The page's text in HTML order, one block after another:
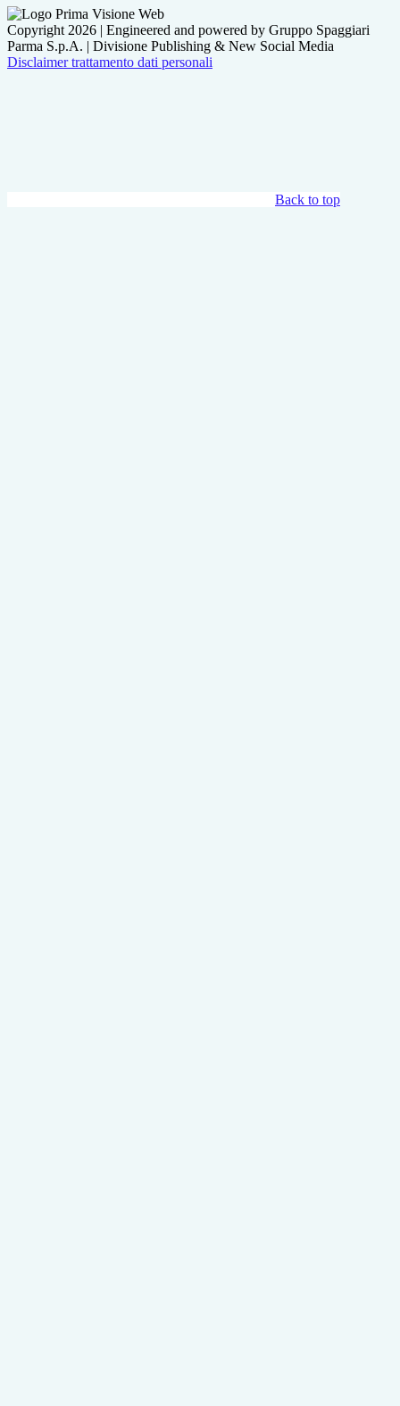
Copyright 2026 | Engineered and powered by Gruppo Spaggiari
Parma S.p.A. | Divisione Publishing & New Social Media
Disclaimer trattamento dati personali
Back to top